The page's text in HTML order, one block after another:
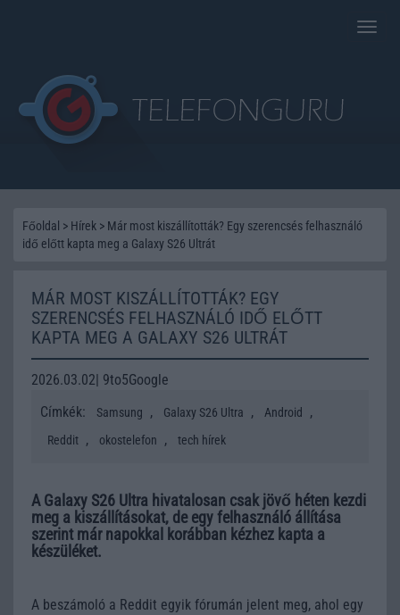
Toggle
Főoldal > Hírek > Már most kiszállították? Egy szerencsés felhasználó
idő előtt kapta meg a Galaxy S26 Ultrát
MÁR MOST KISZÁLLÍTOTTÁK? EGY
SZERENCSÉS FELHASZNÁLÓ IDŐ ELŐTT
KAPTA MEG A GALAXY S26 ULTRÁT
2026.03.02| 9to5Google
Címkék:
Samsung , Galaxy S26 Ultra , Android ,
Reddit , okostelefon , tech hírek
A Galaxy S26 Ultra hivatalosan csak jövő héten kezdi
meg a kiszállításokat, de egy felhasználó állítása
szerint már napokkal korábban kézhez kapta a
készüléket.
A beszámoló a Reddit egyik fórumán jelent meg, ahol egy